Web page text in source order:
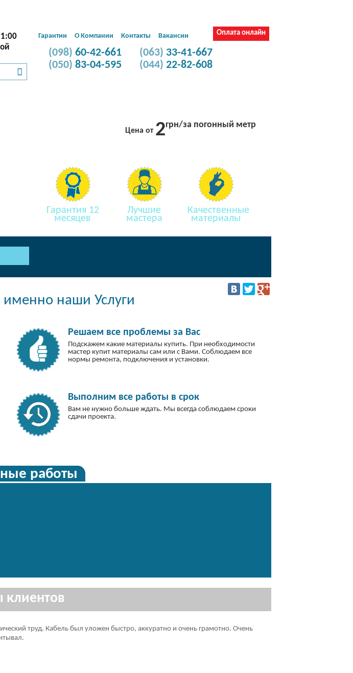
Гарантии О Компании Контакты Вакансии Оплата онлайн
(098) 60-42-661 (063) 33-41-667
(050) 83-04-595 (044) 22-82-608
Цена от 2грн/за погонный метр
Гарантия 12
месяцев
Лучшие
мастера
Качественные
материалы
наши Услуги
Решаем все проблемы за Вас
Подскажем какие материалы купить. При необходимости
мастер купит материалы сам или с Вами. Соблюдаем все
нормы ремонта, подключения и установки.
Выполним все работы в срок
Вам не нужно больше ждать. Мы всегда соблюдаем сроки
сдачи проекта.
работы
клиентов
труд. Кабель был уложен быстро, аккуратно и очень грамотно. Очень